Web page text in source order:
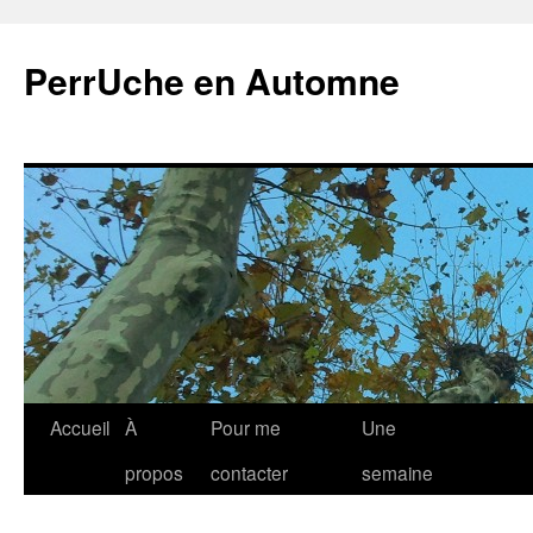
contenu
PerrUche en Automne
Accueil À
propos
Pour me
contacter
Une
semaine